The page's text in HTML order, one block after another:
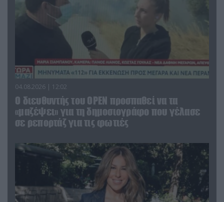
04.08.2026 | 12:02
O διευθυντής του OPEN προσπαθεί να τα
«μαζέψει» για τη δημοσιογράφο που γέλασε
σε ρεπορτάζ για τις φωτιές